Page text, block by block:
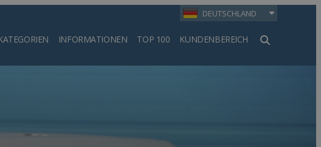
DEUTSCHLAND
INFORMATIONEN TOP 100 KUNDENBEREICH
Suchen